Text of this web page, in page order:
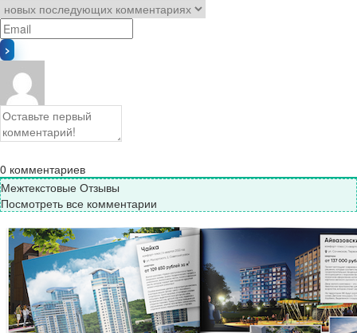
0 комментариев
Межтекстовые Отзывы
Посмотреть все комментарии